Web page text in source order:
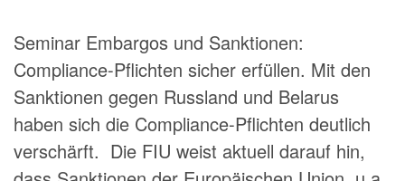
Seminar Embargos und Sanktionen:
Compliance-Pflichten sicher erfüllen. Mit den
Sanktionen gegen Russland und Belarus
haben sich die Compliance-Pflichten deutlich
verschärft. Die FIU weist aktuell darauf hin,